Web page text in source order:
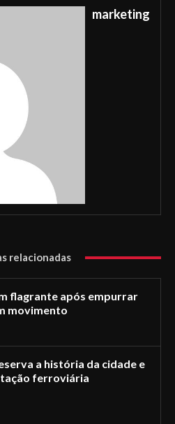
marketing
relacionadas
flagrante após empurrar
movimento
a história da cidade e
ferroviária